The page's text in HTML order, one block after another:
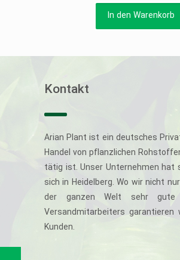
In den Warenkorb
Kontakt
Arian Plant ist ein deutsches
Handel von pflanzlichen
tätig ist. Unser Unternehmen hat
sich in Heidelberg. Wo wir nicht
der ganzen Welt sehr gute
Versandmitarbeiters
Kunden.